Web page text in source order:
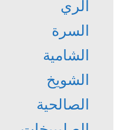
الري
السرة
الشامية
الشويخ
الصالحية